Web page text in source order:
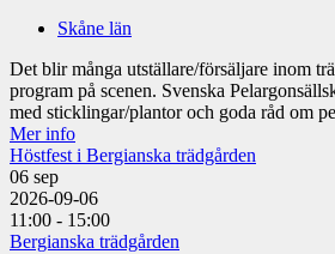
Skåne län
Det blir många utställare/försäljare inom
program på scenen. Svenska
med sticklingar/plantor och goda råd om
Mer info
Höstfest i Bergianska trädgården
06 sep
2026-09-06
11:00 - 15:00
Bergianska trädgården